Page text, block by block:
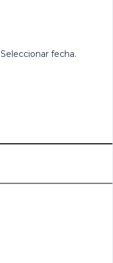
Seleccionar fecha.